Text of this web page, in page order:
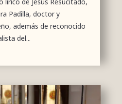
Padilla, doctor y
además de reconocido
del...